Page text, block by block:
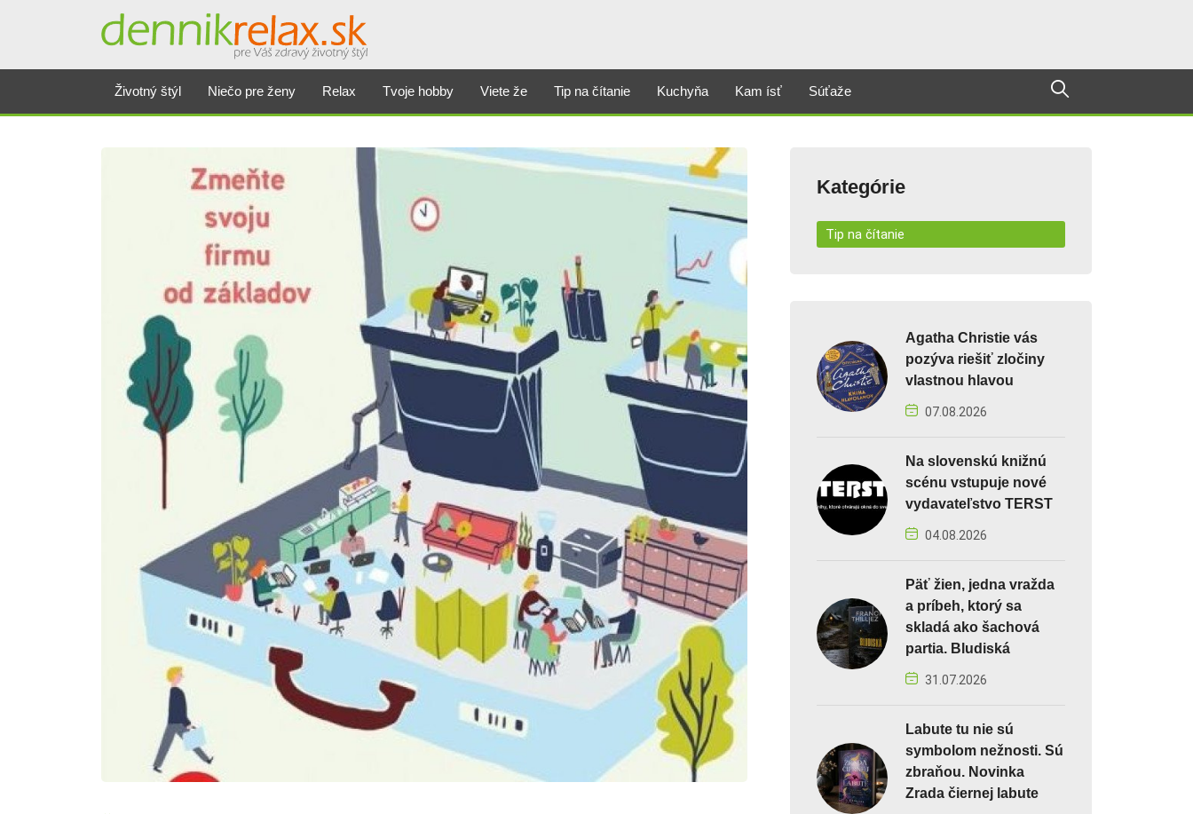
Životný štýl Niečo pre ženy Relax Tvoje hobby Viete že Tip na čítanie Kuchyňa Kam ísť Súťaže
Kategórie
Tip na čítanie
Agatha Christie vás
pozýva riešiť zločiny
vlastnou hlavou
07.08.2026
Na slovenskú knižnú
scénu vstupuje nové
vydavateľstvo TERST
04.08.2026
Päť žien, jedna vražda
a príbeh, ktorý sa
skladá ako šachová
partia. Bludiská
31.07.2026
Labute tu nie sú
symbolom nežnosti. Sú
zbraňou. Novinka
Zrada čiernej labute